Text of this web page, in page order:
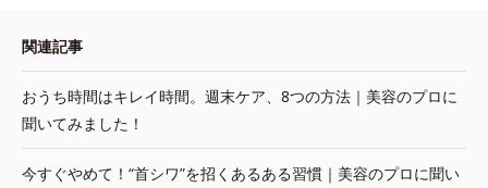
関連記事
おうち時間はキレイ時間。週末ケア、8つの方法｜美容のプロに
聞いてみました！
今すぐやめて！“首シワ”を招くあるある習慣｜美容のプロに聞い